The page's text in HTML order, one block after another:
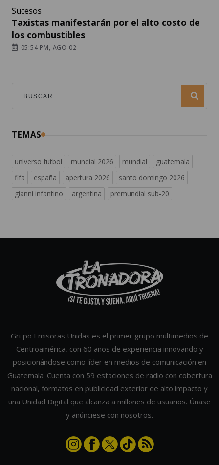
Sucesos
Taxistas manifestarán por el alto costo de
los combustibles
05:54 PM, AGO 02
TEMAS
universo futbol mundial 2026 mundial
guatemala
fifa
españa apertura 2026
santo domingo 2026
gianni infantino
argentina premundial sub-20
Grupo Emisoras Unidas es el primer grupo multimedios de
Centroamérica, con 60 años de experiencia innovando y
posicionándose como líder en medios de comunicación en
Guatemala. Cuenta con 59 estaciones de radio con cobertura
nacional, formatos en publicidad exterior de alto impacto y
una Unidad Digital que alcanza a millones de usuarios. Únase
y anúnciese con nosotros.